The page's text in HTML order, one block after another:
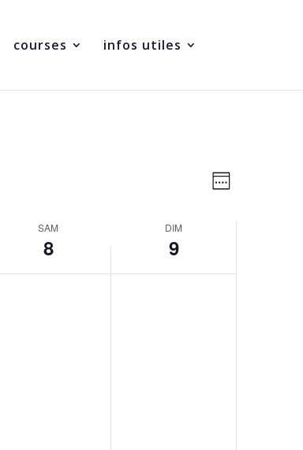
courses infos utiles
par
de
Semaine
SAM
8
DIM
9